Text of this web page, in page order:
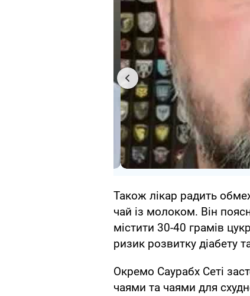
Також лікар радить
чай із молоком. Він
містити 30-40 грамів
ризик розвитку діабету
Окремо Саурабх Сеті
чаями та чаями для